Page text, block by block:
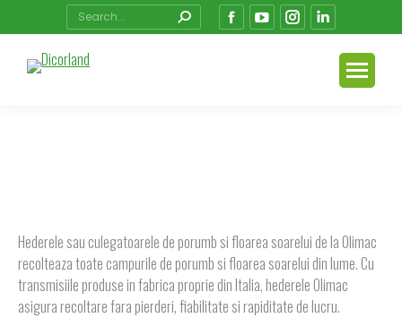
Search:
Facebook
page
YouTube
page
Instagram
page page
opens
Hederele sau culegatoarele de porumb si floarea soarelui de la Olimac
recolteaza toate campurile de porumb si floarea soarelui din lume. Cu
transmisiile produse in fabrica proprie din Italia, hederele Olimac
asigura recoltare fara pierderi, fiabilitate si rapiditate de lucru.